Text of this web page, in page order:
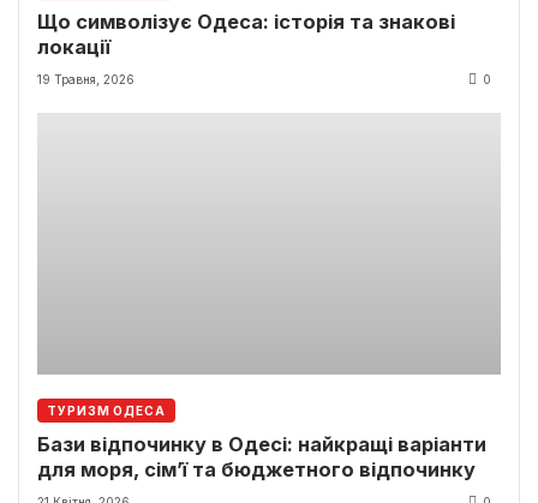
Що символізує Одеса: історія та знакові
локації
19 Травня, 2026 0
ТУРИЗМ ОДЕСА
Бази відпочинку в Одесі: найкращі варіанти
для моря, сім’ї та бюджетного відпочинку